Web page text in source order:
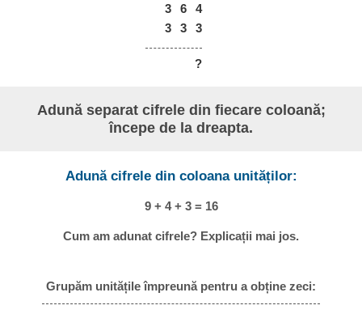
3
6
4
3
3 3
?
Adună separat cifrele din fiecare coloană;
începe de la dreapta.
Adună cifrele din coloana unităților:
9 + 4 + 3 = 16
Cum am adunat cifrele? Explicații mai jos.
Grupăm unitățile împreună pentru a obține zeci: